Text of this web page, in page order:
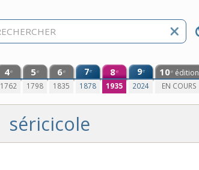
4e
1762
5e
1798
6e
1835
7e
1878
8e
1935
9e
2024
10e édition
EN COURS
séricicole